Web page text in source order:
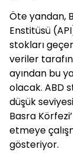
Öte yandan,
Enstitüsü
stokları
veriler
ayından bu
olacak. ABD
düşük
Basra
etmeye
gösteriyor.